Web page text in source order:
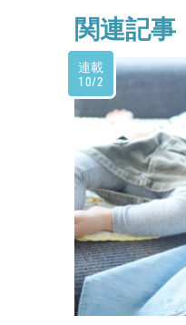
関連記事
連載
10/2